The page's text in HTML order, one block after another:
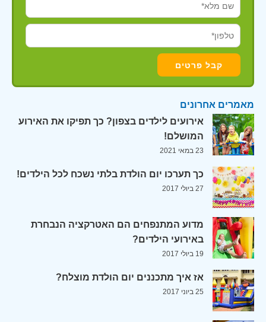
מאמרים אחרונים
אירועים לילדים בצפון? כך תפיקו את האירוע
המושלם!
23 במאי 2021
כך תערכו יום הולדת בלתי נשכח לכל הילדים!
27 ביולי 2017
מדוע המתנפחים הם האטרקציה הנבחרת
באירועי הילדים?
19 ביולי 2017
אז איך מתכננים יום הולדת מוצלח?
25 ביוני 2017